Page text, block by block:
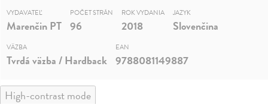
VYDAVATEĽ
Marenčin PT
POČET STRÁN
96
ROK VYDANIA
2018
JAZYK
Slovenčina
VÄZBA
Tvrdá väzba / Hardback
EAN
9788081149887
High-contrast mode